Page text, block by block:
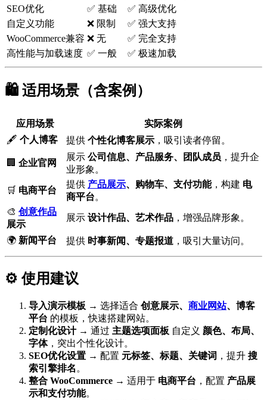
SEO优化
✅ 基础
✅ 高级优化
自定义功能
❌ 限制
✅ 强大支持
WooCommerce兼容 ❌ 无
✅ 完全支持
高性能与加载速度 ✅ 一般 ✅ 极速加载
🛍️ 适用场景（含案例）
应用场景
实际案例
🖋️ 个人博客 提供 个性化博客展示 ，吸引读者停留。
🏢 企业官网
展示 公司信息、产品服务、团队成员 ，提升企
业形象。
🛒 电商平台
提供 产品展示、购物车、支付功能，构建 电
商平台。
🎨 创意作品
展示
展示 设计作品、艺术作品 ，增强品牌形象。
🌍 新闻平台 提供 时事新闻、专题报道 ，吸引大量访问。
⚙️ 使用建议
导入演示模板 → 选择适合 创意展示、 商业网站、博客
平台 的模板，快速搭建网站。
定制化设计→ 通过 主题选项面板 自定义 颜色、布局、
字体，突出个性化设计。
SEO优化设置 → 配置 元标签、标题、关键词 ，提升 搜
索引擎排名 。
整合 WooCommerce → 适用于 电商平台 ，配置 产品展
示和支付功能。